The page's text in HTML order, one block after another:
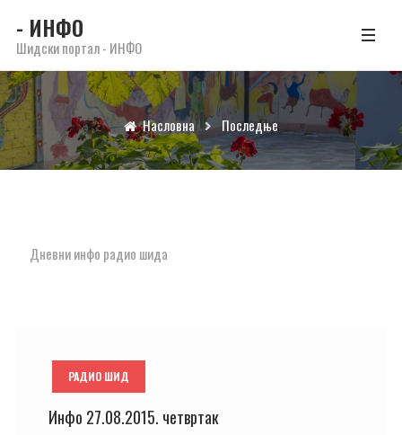
- ИНФО
Шидски портал - ИНФО
Насловна Последње
Дневни инфо радио шида
РАДИО ШИД
Инфо 27.08.2015. четвртак